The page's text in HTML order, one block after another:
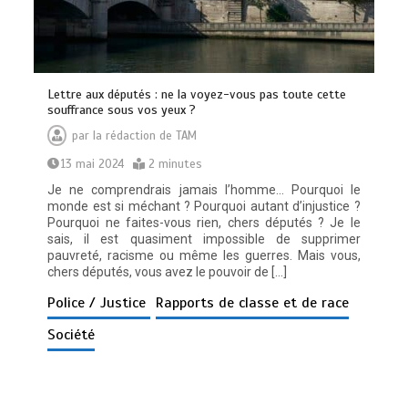
Lettre aux députés : ne la voyez-vous pas toute cette
souffrance sous vos yeux ?
par la rédaction de TAM
13 mai 2024
2 minutes
Je ne comprendrais jamais l’homme… Pourquoi le
monde est si méchant ? Pourquoi autant d’injustice ?
Pourquoi ne faites-vous rien, chers députés ? Je le
sais, il est quasiment impossible de supprimer
pauvreté, racisme ou même les guerres. Mais vous,
chers députés, vous avez le pouvoir de […]
Police / Justice Rapports de classe et de race
Société